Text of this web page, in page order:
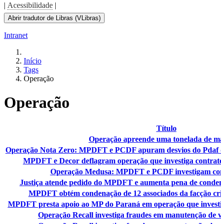
| Acessibilidade |
Abrir tradutor de Libras (VLibras)
Intranet
Início
Tags
Operação
Operação
Título
Operação apreende uma tonelada de
Operação Nota Zero: MPDFT e PCDF apuram desvios do Pdaf
MPDFT e Decor deflagram operação que investiga
Operação Medusa: MPDFT e PCDF investigam
Justiça atende pedido do MPDFT e aumenta pena de
MPDFT obtém condenação de 12 associados da facção
MPDFT presta apoio ao MP do Paraná em operação que
Operação Recall investiga fraudes em manutenção